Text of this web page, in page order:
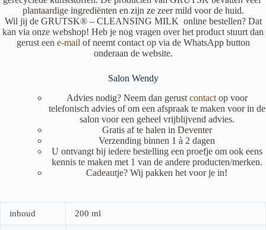
plantaardige ingrediënten en zijn ze zeer mild voor de huid.
Wil jij de GRUTSK® – CLEANSING MILK online bestellen? Dat
kan via onze webshop! Heb je nog vragen over het product stuurt dan
gerust een e-mail of neemt contact op via de WhatsApp button
onderaan de website.
Salon Wendy
Advies nodig? Neem dan gerust contactop voor
telefonisch advies of om een afspraak te maken voor in de
salon voor een geheel vrijblijvend advies.
Gratis af te halen in Deventer
Verzending binnen 1 à 2 dagen
U ontvangt bij iedere bestelling een proefje om ook eens
kennis te maken met 1 van de andere producten/merken.
Cadeautje? Wij pakken het voor je in!
inhoud 200 ml